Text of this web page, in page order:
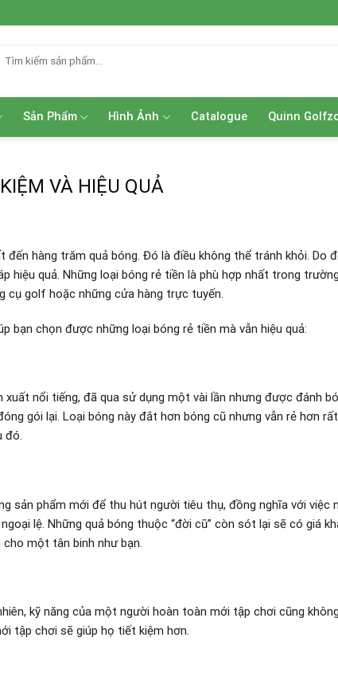
Sản Phẩm Hình Ảnh Catalogue Quinn
VÀ HIỆU QUẢ
hàng trăm quả bóng. Đó là điều không thể tránh khỏi. Do
hiệu quả. Những loại bóng rẻ tiền là phù hợp nhất trong
cụ golf hoặc những cửa hàng trực tuyến.
bạn chọn được những loại bóng rẻ tiền mà vẫn hiệu quả:
nổi tiếng, đã qua sử dụng một vài lần nhưng được đánh
gói lại. Loại bóng này đắt hơn bóng cũ nhưng vẫn rẻ hơn
đó.
sản phẩm mới để thu hút người tiêu thụ, đồng nghĩa với việc
lệ. Những quả bóng thuộc “đời cũ” còn sót lại sẽ có giá
một tân binh như bạn.
kỹ năng của một người hoàn toàn mới tập chơi cũng
tập chơi sẽ giúp họ tiết kiệm hơn.